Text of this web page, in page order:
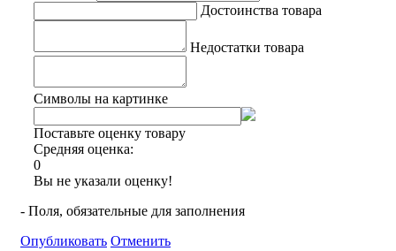
Достоинства товара
Недостатки товара
Символы на картинке
Поставьте оценку товару
Средняя оценка:
0
Вы не указали оценку!
- Поля, обязательные для заполнения
Опубликовать Отменить